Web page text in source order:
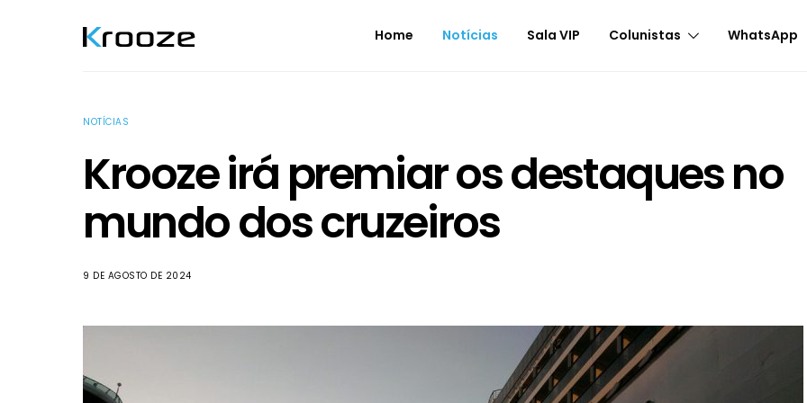
Home Notícias Sala VIP Colunistas WhatsApp
NOTÍCIAS
Krooze irá premiar os destaques no
mundo dos cruzeiros
9 DE AGOSTO DE 2024